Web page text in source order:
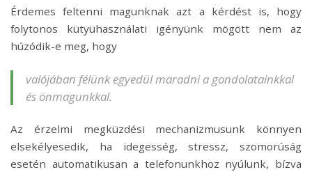
Érdemes feltenni magunknak azt a kérdést is, hogy
folytonos kütyühasználati igényünk mögött nem az
húzódik-e meg, hogy
valójában félünk egyedül maradni a gondolatainkkal
és önmagunkkal.
Az érzelmi megküzdési mechanizmusunk könnyen
elsekélyesedik, ha idegesség, stressz, szomorúság
esetén automatikusan a telefonunkhoz nyúlunk, bízva